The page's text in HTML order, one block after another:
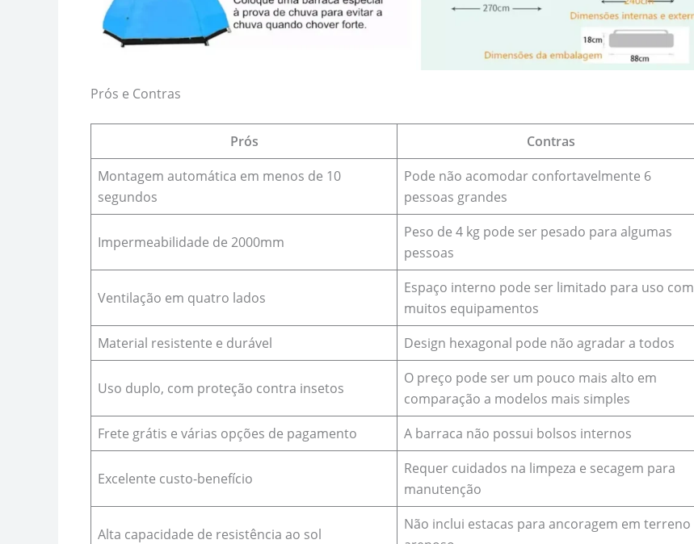
Prós e Contras
Prós
Contras
Montagem automática em menos de 10
segundos
Pode não acomodar confortavelmente 6
pessoas grandes
Impermeabilidade de 2000mm
Peso de 4 kg pode ser pesado para algumas
pessoas
Ventilação em quatro lados
Espaço interno pode ser limitado para uso com
muitos equipamentos
Material resistente e durável
Design hexagonal pode não agradar a todos
Uso duplo, com proteção contra insetos
O preço pode ser um pouco mais alto em
comparação a modelos mais simples
Frete grátis e várias opções de pagamento
A barraca não possui bolsos internos
Excelente custo-benefício
Requer cuidados na limpeza e secagem para
manutenção
Alta capacidade de resistência ao sol
Não inclui estacas para ancoragem em terreno